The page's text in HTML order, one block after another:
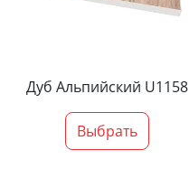
Дуб Альпийский U1158
Выбрать